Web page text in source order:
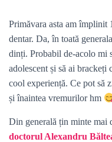
Primăvara asta am împlinit
dentar. Da, în toată
dinți. Probabil de-acolo mi
adolescent și să ai
cool experiență. Ce pot să
și înaintea vremurilor hm
Din generală țin minte mai
doctorul Alexandru